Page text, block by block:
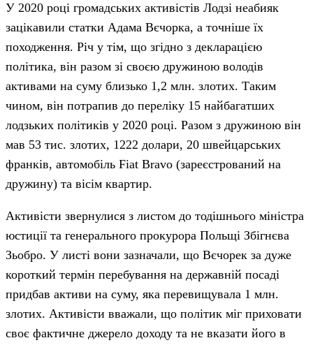
У 2020 році громадських активістів Лодзі неабияк
зацікавили статки Адама Вєчорка, а точніше їх
походження. Річ у тім, що згідно з декларацією
політика, він разом зі своєю дружиною володів
активами на суму близько 1,2 млн. злотих. Таким
чином, він потрапив до переліку 15 найбагатших
лодзьких політиків у 2020 році. Разом з дружиною він
мав 53 тис. злотих, 1222 долари, 20 швейцарських
франків, автомобіль Fiat Bravo (зареєстрований на
дружину) та вісім квартир.
Активісти звернулися з листом до тодішнього міністра
юстиції та генерального прокурора Польщі Збігнєва
Зьобро. У листі вони зазначали, що Вєчорек за дуже
короткий термін перебування на державній посаді
придбав активи на суму, яка перевищувала 1 млн.
злотих. Активісти вважали, що політик міг приховати
своє фактичне джерело доходу та не вказати його в